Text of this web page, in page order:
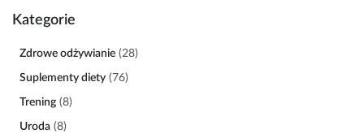
Kategorie
Zdrowe odżywianie (28)
Suplementy diety (76)
Trening (8)
Uroda (8)